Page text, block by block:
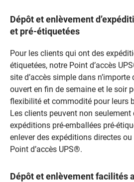
Dépôt et enlèvement
et pré-étiquetées
Pour les clients qui ont des
étiquetées, notre Point d’accès
site d’accès simple dans
ouvert en fin de semaine et le soir
flexibilité et commodité pour leurs
Les clients peuvent non seulement
expéditions pré-emballées pré-
enlever des expéditions directes
Point d’accès UPS®.
Dépôt et enlèvement facilités